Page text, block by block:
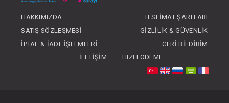
FIYATLARI GÖRMEK IÇIN ÜYE
HAKKIMIZDA
TESLIMAT ŞARTLARI
SATIŞ SÖZLEŞMESI
GIZLILIK & GÜVENLIK
İPTAL & İADE İŞLEMLERI
GERI BILDIRIM
İLETIŞIM
HIZLI ÖDEME